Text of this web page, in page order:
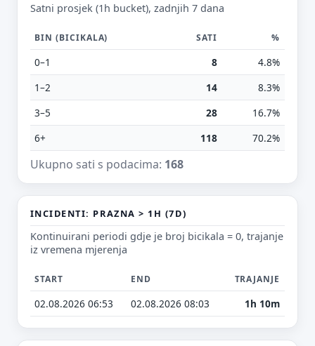
Satni prosjek (1h bucket), zadnjih 7 dana
BIN (BICIKALA) SATI %
0–1 8
4.8%
1–2
14
8.3%
3–5
28
16.7%
6+
118 70.2%
Ukupno sati s podacima: 168
INCIDENTI: PRAZNA > 1H (7D)
Kontinuirani periodi gdje je broj bicikala = 0, trajanje
iz vremena mjerenja
START END TRAJANJE
02.08.2026 06:53 02.08.2026 08:03 1h 10m
Vrsta poruke
Tvoj prijedlog
E-mail (opcionalno)
Ne moraš upisati e-mail — prijedlog možeš poslati i anonimno.
Odustani Pošalji